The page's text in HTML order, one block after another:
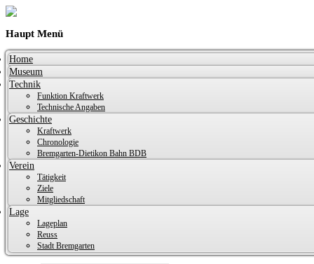
Haupt Menü
Home
Museum
Technik
Funktion Kraftwerk
Technische Angaben
Geschichte
Kraftwerk
Chronologie
Bremgarten-Dietikon Bahn BDB
Verein
Tätigkeit
Ziele
Mitgliedschaft
Lage
Lageplan
Reuss
Stadt Bremgarten